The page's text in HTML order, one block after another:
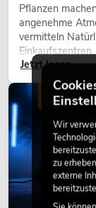
Pflanzen
angenehme
vermitteln
eine
modernen
Jetzt lesen
LICHT
Wir
zu
externe